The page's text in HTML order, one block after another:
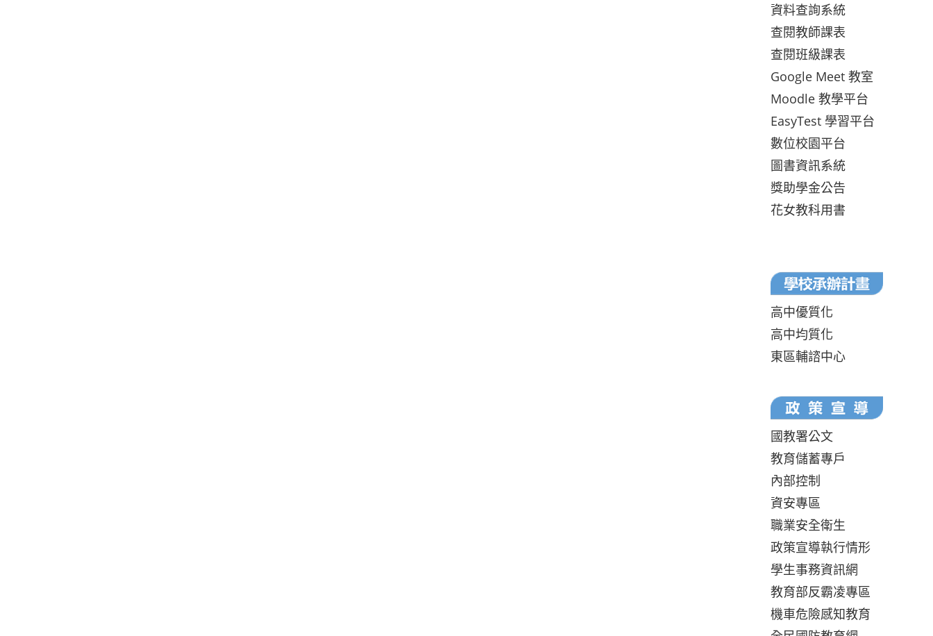
資料查詢系統
查閱教師課表
查閱班級課表
Google Meet 教室
Moodle 教學平台
EasyTest 學習平台
數位校園平台
圖書資訊系統
獎助學金公告
花女教科用書
高中優質化
高中均質化
東區輔諮中心
國教署公文
教育儲蓄專戶
內部控制
資安專區
職業安全衛生
政策宣導執行情形
學生事務資訊網
教育部反霸凌專區
機車危險感知教育